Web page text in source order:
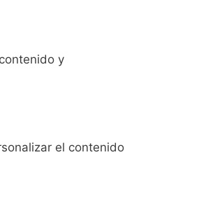
y
el contenido